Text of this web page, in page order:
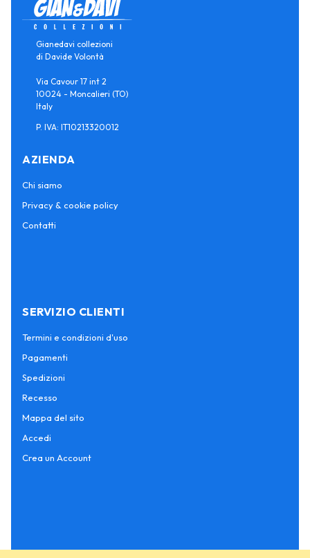
Gianedavi collezioni
di Davide Volontà
Via Cavour 17 int 2
10024 - Moncalieri (TO)
Italy
P. IVA: IT10213320012
AZIENDA
Chi siamo
Privacy & cookie policy
Contatti
SERVIZIO CLIENTI
Termini e condizioni d'uso
Pagamenti
Spedizioni
Recesso
Mappa del sito
Accedi
Crea un Account